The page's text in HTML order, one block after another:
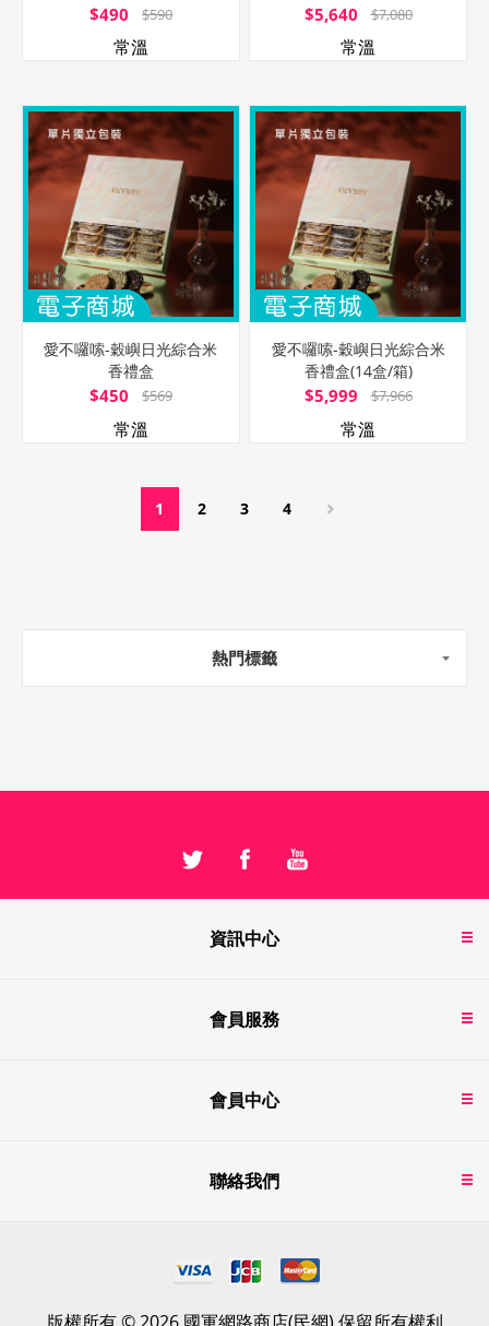
$490 $590
常溫
$5,640 $7,080
常溫
愛不囉嗦-穀嶼日光綜合米
香禮盒
$450 $569
常溫
愛不囉嗦-穀嶼日光綜合米
香禮盒(14盒/箱)
$5,999 $7,966
常溫
1 2 3 4
熱門標籤
資訊中心
會員服務
會員中心
聯絡我們